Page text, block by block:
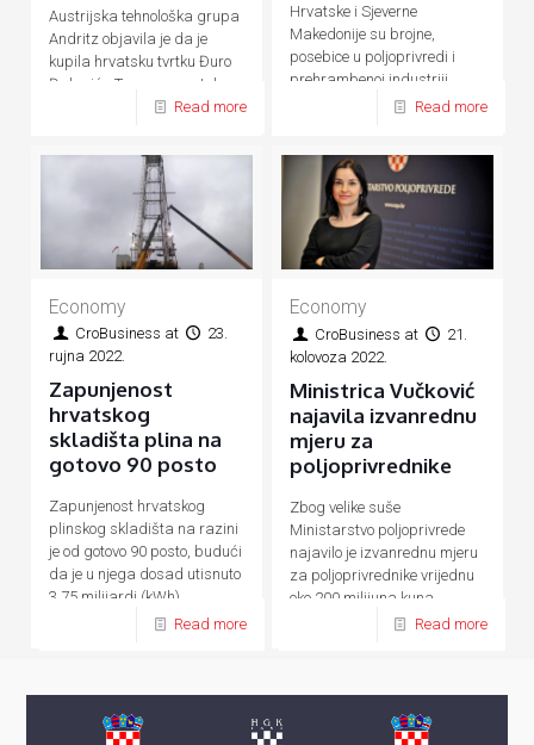
Austrijska tehnološka grupa
Andritz objavila je da je
kupila hrvatsku tvrtku Đuro
Đaković - Termoenergetska
postrojenja (ĐĐ-TEP)Read more
Hrvatske i Sjeverne
Makedonije su brojne,
posebice u poljoprivredi i
prehrambenoj industriji,
energetici, prometu, turizmu
Read more
Economy
CroBusiness at
23.
rujna 2022.
Zapunjenost
hrvatskog
skladišta plina na
gotovo 90 posto
Zapunjenost hrvatskog
plinskog skladišta na razini
je od gotovo 90 posto, budući
da je u njega dosad utisnuto
3,75 milijardi (kWh)
kilowatsati plina
Read more
Economy
CroBusiness at
21.
kolovoza 2022.
Ministrica Vučković
najavila izvanrednu
mjeru za
poljoprivrednike
Zbog velike suše
Ministarstvo poljoprivrede
najavilo je izvanrednu mjeru
za poljoprivrednike vrijednu
oko 200 milijuna kuna
Read more